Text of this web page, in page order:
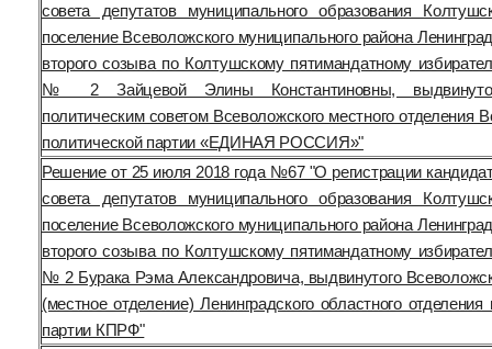
совета депутатов муниципального образования
поселение Всеволожского муниципального района
второго созыва по Колтушскому пятимандатному
№ 2 Зайцевой Элины Константиновны,
политическим советом Всеволожского местного отделения
политической партии «ЕДИНАЯ РОССИЯ»"
Решение от 25 июля 2018 года №67 "О регистрации
совета депутатов муниципального образования
поселение Всеволожского муниципального района
второго созыва по Колтушскому пятимандатному
№ 2 Бурака Рэма Александровича, выдвинутого
(местное отделение) Ленинградского областного отделения
партии КПРФ"